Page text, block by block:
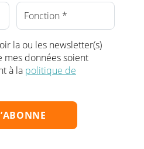
la ou les newsletter(s)
mes données soient
à la politique de